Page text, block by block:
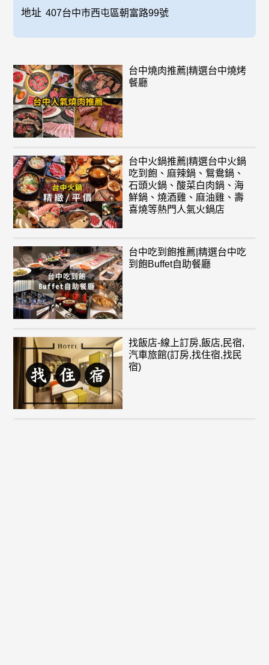
地址 407台中市西屯區朝富路99號
台中燒肉推薦|精選台中燒烤
餐廳
台中火鍋推薦|精選台中火鍋
吃到飽、麻辣鍋、鴛鴦鍋、
石頭火鍋、酸菜白肉鍋、海
鮮鍋、燒酒雞、麻油雞、壽
喜燒等熱門人氣火鍋店
台中吃到飽推薦|精選台中吃
到飽Buffet自助餐廳
找飯店-線上訂房,飯店,民宿,
汽車旅館(訂房,找住宿,找民
宿)